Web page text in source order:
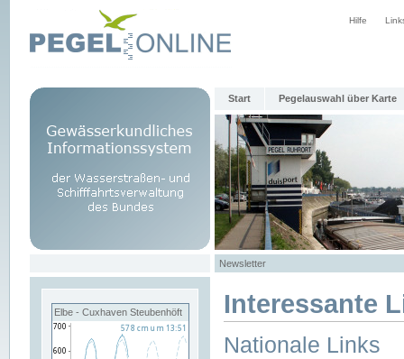
Hilfe
Start Pegelauswahl über Karte
Newsletter
Elbe - Cuxhaven Steubenhöft Interessante
Nationale Links